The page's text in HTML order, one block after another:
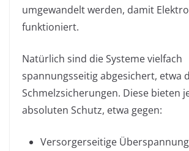
umgewandelt werden, damit
funktioniert.
Natürlich sind die Systeme vielfach
spannungsseitig abgesichert, etwa
Schmelzsicherungen. Diese bieten
absoluten Schutz, etwa gegen:
Versorgerseitige